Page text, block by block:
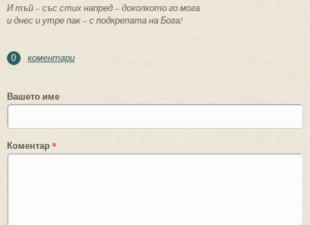
И тъй – със стих напред – доколкото го мога
и днес и утре пак – с подкрепата на Бога!
0 коментари
Вашето име
Коментар*